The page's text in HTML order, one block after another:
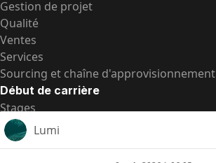
Gestion de projet
Qualité
Ventes
Services
Sourcing et chaîne d'approvisionnement
Début de carrière
Stages
Postes de d’entrée
Toutes les opportunités